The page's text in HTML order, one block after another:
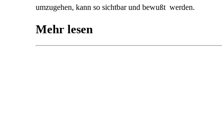
umzugehen, kann so sichtbar und bewußt werden.
Mehr lesen